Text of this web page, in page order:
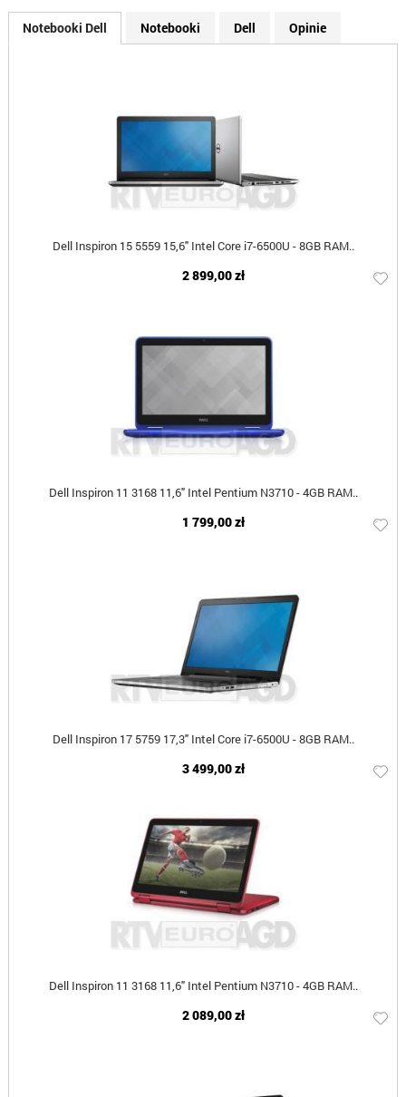
Notebooki Dell Notebooki Dell Opinie
Dell Inspiron 15 5559 15,6" Intel Core i7-6500U - 8GB RAM..
2 899,00 zł
Dell Inspiron 11 3168 11,6" Intel Pentium N3710 - 4GB RAM..
1 799,00 zł
Dell Inspiron 17 5759 17,3" Intel Core i7-6500U - 8GB RAM..
3 499,00 zł
Dell Inspiron 11 3168 11,6" Intel Pentium N3710 - 4GB RAM..
2 089,00 zł